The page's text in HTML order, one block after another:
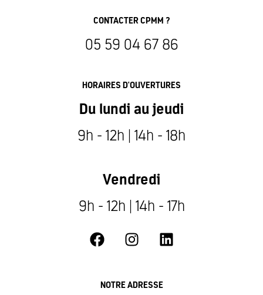
CONTACTER CPMM ?
05 59 04 67 86
HORAIRES D'OUVERTURES
Du lundi au jeudi
9h - 12h | 14h - 18h
Vendredi
9h - 12h | 14h - 17h
NOTRE ADRESSE